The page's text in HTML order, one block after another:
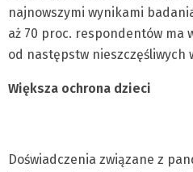
najnowszymi wynikami
aż 70 proc. respondentów ma
od następstw nieszczęśliwych
Większa ochrona dzieci
Doświadczenia związane z